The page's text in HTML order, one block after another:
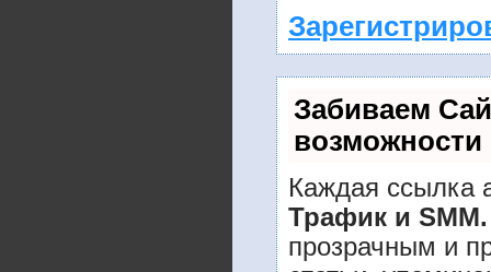
Забиваем
возможности
Каждая ссылка
Трафик и SMM.
прозрачным и